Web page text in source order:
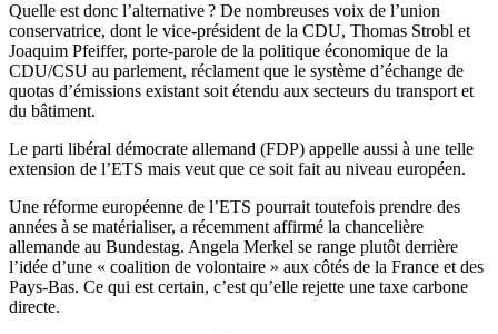
Quelle est donc l’alternative ? De nombreuses voix de l’union
conservatrice, dont le vice-président de la CDU, Thomas Strobl et
Joaquim Pfeiffer, porte-parole de la politique économique de la
CDU/CSU au parlement, réclament que le système d’échange de
quotas d’émissions existant soit étendu aux secteurs du transport et
du bâtiment.
Le parti libéral démocrate allemand (FDP) appelle aussi à une telle
extension de l’ETS mais veut que ce soit fait au niveau européen.
Une réforme européenne de l’ETS pourrait toutefois prendre des
années à se matérialiser, a récemment affirmé la chancelière
allemande au Bundestag. Angela Merkel se range plutôt derrière
l’idée d’une « coalition de volontaire » aux côtés de la France et des
Pays-Bas. Ce qui est certain, c’est qu’elle rejette une taxe carbone
directe.